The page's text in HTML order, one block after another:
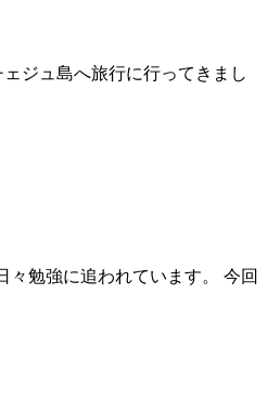
ジュ島へ旅行に行ってきまし
勉強に追われています。 今回